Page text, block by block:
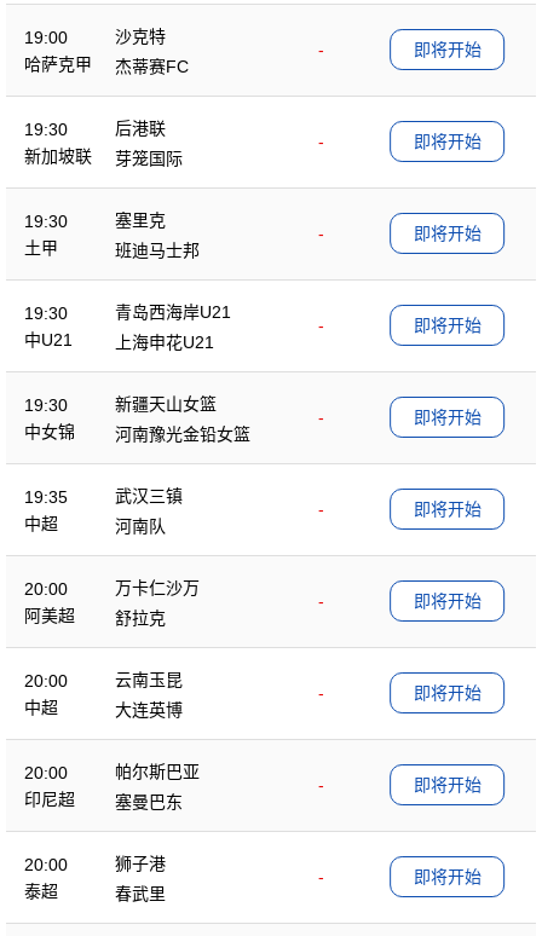
19:00
哈萨克甲
沙克特
-
杰蒂赛FC
即将开始
19:30
新加坡联
后港联
-
芽笼国际
即将开始
19:30
土甲
塞里克
-
班迪马士邦
即将开始
19:30
中U21
青岛西海岸U21
-
上海申花U21
即将开始
19:30
中女锦
新疆天山女篮
-
河南豫光金铅女篮
即将开始
19:35
中超
武汉三镇
-
河南队
即将开始
20:00
阿美超
万卡仁沙万
-
舒拉克
即将开始
20:00
中超
云南玉昆
-
大连英博
即将开始
20:00
印尼超
帕尔斯巴亚
-
塞曼巴东
即将开始
20:00
泰超
狮子港
-
春武里
即将开始